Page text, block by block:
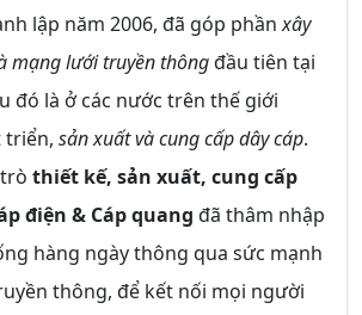
lập năm 2006, đã góp phầnxây
mạng lưới truyền thôngđầu tiên tại
đó là ở các nước trên thế giới
triển, sản xuất và cung cấp dây cáp.
thiết kế, sản xuất, cung cấp
điện & Cáp quang đã thâm nhập
hàng ngày thông qua sức mạnh
thông, để kết nối mọi người